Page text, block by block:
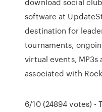
software at
destination for
tournaments,
virtual events,
associated with
6/10 (24894 votes) -